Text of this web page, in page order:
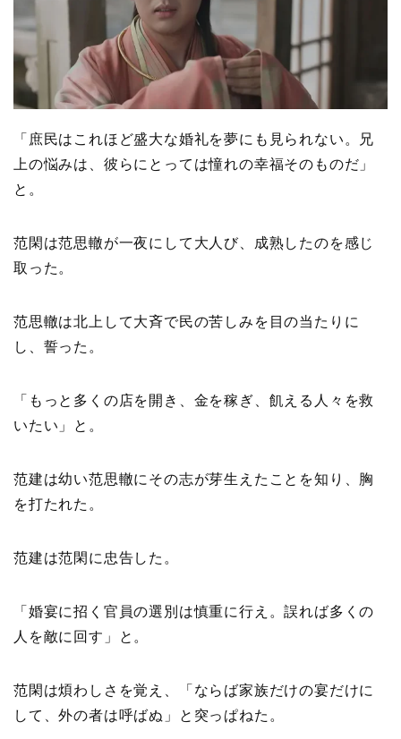
「庶民はこれほど盛大な婚礼を夢にも見られない。兄
上の悩みは、彼らにとっては憧れの幸福そのものだ」
と。
范閑は范思轍が一夜にして大人び、成熟したのを感じ
取った。
范思轍は北上して大斉で民の苦しみを目の当たりに
し、誓った。
「もっと多くの店を開き、金を稼ぎ、飢える人々を救
いたい」と。
范建は幼い范思轍にその志が芽生えたことを知り、胸
を打たれた。
范建は范閑に忠告した。
「婚宴に招く官員の選別は慎重に行え。誤れば多くの
人を敵に回す」と。
范閑は煩わしさを覚え、「ならば家族だけの宴だけに
して、外の者は呼ばぬ」と突っぱねた。